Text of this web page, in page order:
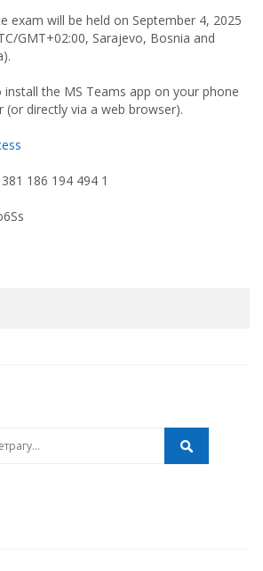
exam will be held on September 4, 2025
GMT+02:00, Sarajevo, Bosnia and
install the MS Teams app on your phone
(or directly via a web browser).
186 194 494 1